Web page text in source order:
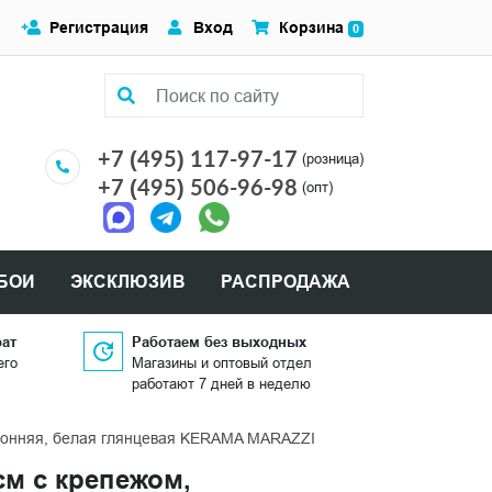
+7 (495) 117-97-17 (розница)
+7 (495) 506-96-98 (опт)
Регистрация Вход Корзина 0
ЭКСКЛЮЗИВ РАСПРОДАЖА
Работаем без выходных
Магазины и оптовый отдел
работают 7 дней в неделю
белая глянцевая KERAMA MARAZZI
с крепежом,